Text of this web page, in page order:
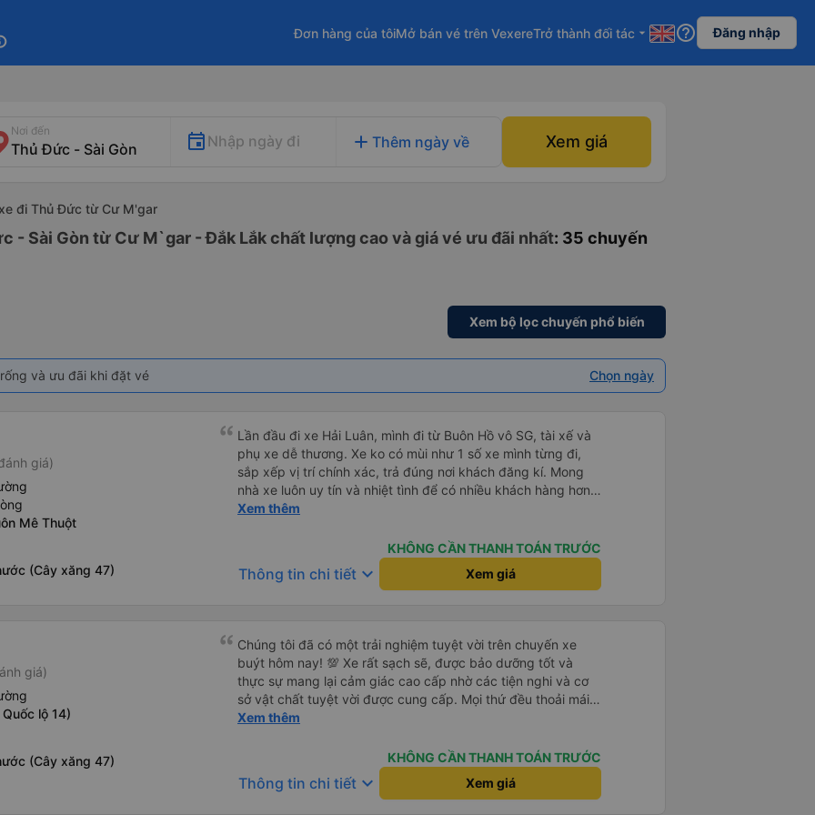
Đơn hàng của tôiMở bán vé trên VexereTrở thành đối tác arrow_drop_down help_outline Đăng nhập
Nơi đến
Nhập ngày đi add Thêm ngày về Xem giá
xe đi Thủ Đức từ Cư M'gar
- Sài Gòn từ Cư M`gar - Đắk Lắk chất lượng cao và giá vé ưu đãi nhất: 35 chuyến
Xem bộ lọc chuyến phổ biến
và ưu đãi khi đặt vé Chọn ngày
giá)
Mê Thuột
(Cây xăng 47)
Lần đầu đi xe Hải Luân, mình đi từ Buôn Hồ vô SG, tài xế và
phụ xe dễ thương. Xe ko có mùi như 1 số xe mình từng đi,
sắp xếp vị trí chính xác, trả đúng nơi khách đăng kí. Mong
nhà xe luôn uy tín và nhiệt tình để có nhiều khách hàng hơn
nữa
Xem thêm
KHÔNG CẦN THANH TOÁN TRƯỚC
Thông tin chi tiết keyboard_arrow_down Xem giá
giá)
lộ 14)
(Cây xăng 47)
Chúng tôi đã có một trải nghiệm tuyệt vời trên chuyến xe
buýt hôm nay! 💯 Xe rất sạch sẽ, được bảo dưỡng tốt và
thực sự mang lại cảm giác cao cấp nhờ các tiện nghi và cơ
sở vật chất tuyệt vời được cung cấp. Mọi thứ đều thoải mái
và ngăn nắp. Nhân viên và tài xế rất tốt bụng, hữu ích và
căng thẳng. Sự chuyên nghiệp của họ thực sự nổi bật. Nhìn
chung, đó là trải nghiệm du lịch tốt nhất đối với tôi và gia
đình. Chúng tôi rất vui và hài lòng từ đầu đến cuối. Rất đáng
Xem thêm
KHÔNG CẦN THANH TOÁN TRƯỚC
Thông tin chi tiết keyboard_arrow_down Xem giá